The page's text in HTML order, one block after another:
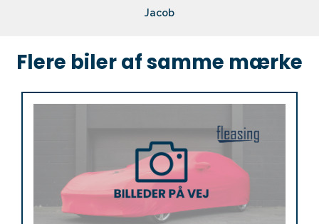
Jacob
Flere biler af samme mærke